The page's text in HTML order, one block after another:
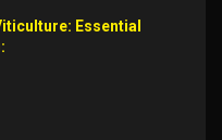
Essential